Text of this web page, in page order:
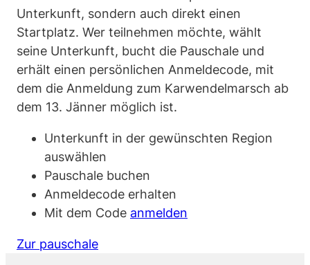
Unterkunft, sondern auch direkt einen
Startplatz. Wer teilnehmen möchte, wählt
seine Unterkunft, bucht die Pauschale und
erhält einen persönlichen Anmeldecode, mit
dem die Anmeldung zum Karwendelmarsch ab
dem 13. Jänner möglich ist.
Unterkunft in der gewünschten Region
auswählen
Pauschale buchen
Anmeldecode erhalten
Mit dem Code anmelden
Zur pauschale